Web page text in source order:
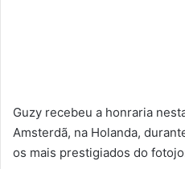
Guzy recebeu a honraria
Amsterdã, na Holanda,
os mais prestigiados do